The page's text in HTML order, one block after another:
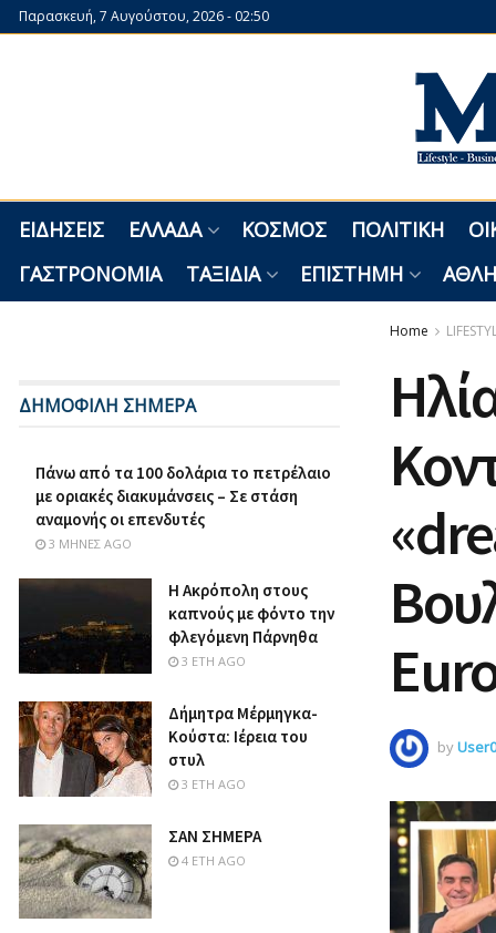
Παρασκευή, 7 Αυγούστου, 2026 - 02:50
ΕΙΔΉΣΕΙΣ ΕΛΛΆΔΑ ΚΌΣΜΟΣ ΠΟΛΙΤΙΚΉ
ΓΑΣΤΡΟΝΟΜΊΑ
ΤΑΞΊΔΙΑ ΕΠΙΣΤΉΜΗ
Home
by
ΔΗΜΟΦΙΛΗ ΣΗΜΕΡΑ
Πάνω από τα 100 δολάρια το πετρέλαιο
με οριακές διακυμάνσεις – Σε στάση
αναμονής οι επενδυτές
3 ΜΉΝΕΣ AGO
Η Ακρόπολη στους
καπνούς με φόντο την
φλεγόμενη Πάρνηθα
3 ΈΤΗ AGO
Δήμητρα Μέρμηγκα-
Κούστα: Ιέρεια του
στυλ
3 ΈΤΗ AGO
ΣΑΝ ΣΗΜΕΡΑ
4 ΈΤΗ AGO